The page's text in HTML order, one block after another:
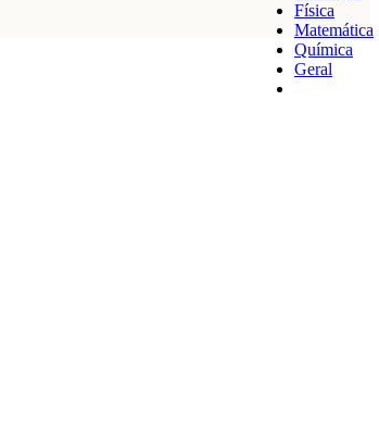
Física
Matemática
Química
Geral